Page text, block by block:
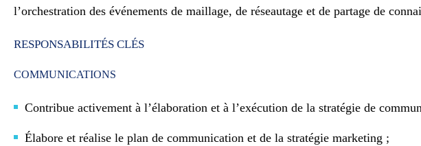
l’orchestration des événements de maillage, de réseautage et de partage de
RESPONSABILITÉS CLÉS
COMMUNICATIONS
Contribue activement à l’élaboration et à l’exécution de la stratégie de
Élabore et réalise le plan de communication et de la stratégie marketing ;